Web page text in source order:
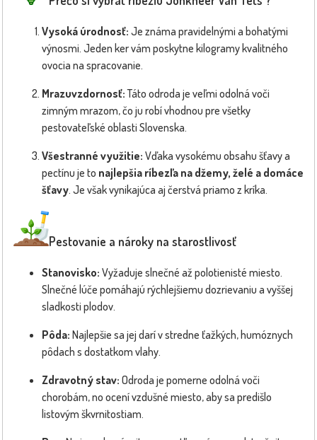
Vysoká úrodnosť: Je známa pravidelnými a bohatými
výnosmi. Jeden ker vám poskytne kilogramy kvalitného
ovocia na spracovanie.
Mrazuvzdornosť:Táto odroda je veľmi odolná voči
zimným mrazom, čo ju robí vhodnou pre všetky
pestovateľské oblasti Slovenska.
Všestranné využitie: Vďaka vysokému obsahu šťavy a
pectínu je to najlepšia ríbezľa na džemy, želé a domáce
šťavy. Je však vynikajúca aj čerstvá priamo z kríka.
Pestovanie a nároky na starostlivosť
Stanovisko: Vyžaduje slnečné až polotienisté miesto.
Slnečné lúče pomáhajú rýchlejšiemu dozrievaniu a vyššej
sladkosti plodov.
Pôda: Najlepšie sa jej darí v stredne ťažkých, humóznych
pôdach s dostatkom vlahy.
Zdravotný stav: Odroda je pomerne odolná voči
chorobám, no ocení vzdušné miesto, aby sa predišlo
listovým škvrnitostiam.